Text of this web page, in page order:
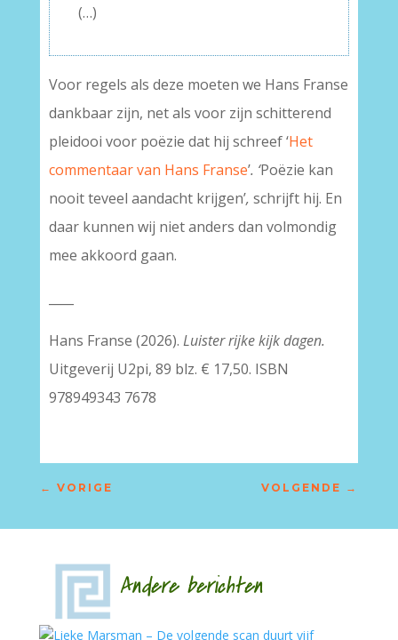
(…)
Voor regels als deze moeten we Hans Franse
dankbaar zijn, net als voor zijn schitterend
pleidooi voor poëzie dat hij schreef ‘Het
commentaar van Hans Franse’. ‘Poëzie kan
nooit teveel aandacht krijgen’, schrijft hij. En
daar kunnen wij niet anders dan volmondig
mee akkoord gaan.
Hans Franse (2026). Luister rijke kijk dagen.
Uitgeverij U2pi, 89 blz. € 17,50. ISBN
978949343 7678
← VORIGE VOLGENDE →
Andere berichten